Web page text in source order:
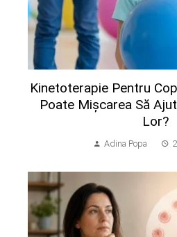
Kinetoterapie Pentru
Poate Mișcarea Să
Lor?
Adina Popa